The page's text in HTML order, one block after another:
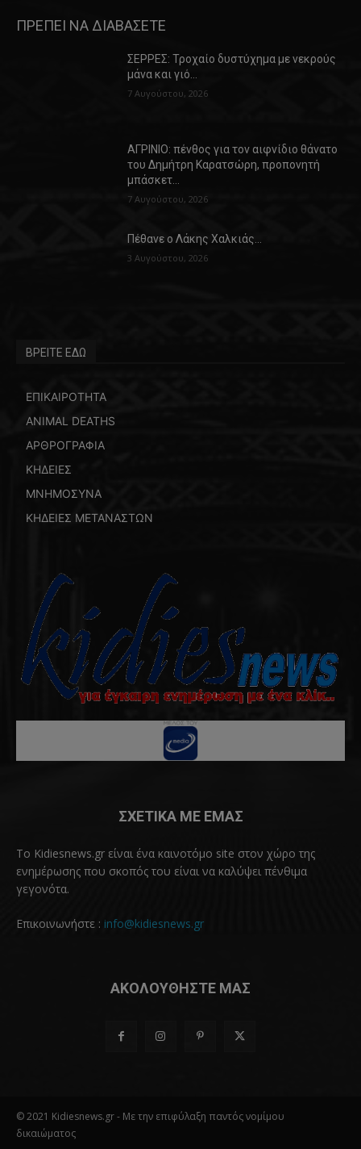
ΠΡΕΠΕΙ ΝΑ ΔΙΑΒΑΣΕΤΕ
ΣΕΡΡΕΣ: Τροχαίο δυστύχημα με νεκρούς
μάνα και γιό…
7 Αυγούστου, 2026
ΑΓΡΙΝΙΟ: πένθος για τον αιφνίδιο θάνατο
του Δημήτρη Καρατσώρη, προπονητή
μπάσκετ…
7 Αυγούστου, 2026
Πέθανε ο Λάκης Χαλκιάς…
3 Αυγούστου, 2026
ΒΡΕΙΤΕ ΕΔΩ
ΕΠΙΚΑΙΡΟΤΗΤΑ
ANIMAL DEATHS
ΑΡΘΡΟΓΡΑΦΙΑ
ΚΗΔΕΙΕΣ
ΜΝΗΜΟΣΥΝΑ
ΚΗΔΕΙΕΣ ΜΕΤΑΝΑΣΤΩΝ
ΣΧΕΤΙΚΑ ΜΕ ΕΜΑΣ
Το Kidiesnews.gr είναι ένα καινοτόμο site στον χώρο της
ενημέρωσης που σκοπός του είναι να καλύψει πένθιμα
γεγονότα.
Επικοινωνήστε : info@kidiesnews.gr
ΑΚΟΛΟΥΘΗΣΤΕ ΜΑΣ
© 2021 Kidiesnews.gr - Με την επιφύλαξη παντός νομίμου
δικαιώματος